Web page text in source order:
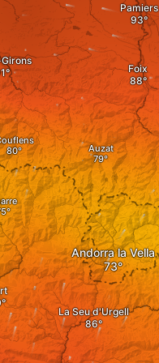
La Seu d'Urgell
Andorra la Vella
Auzat
Foix
Pamiers